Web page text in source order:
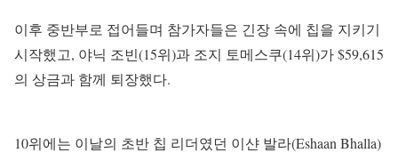
이후 중반부로 접어들며 참가자들은 긴장 속에 칩을 지키기
시작했고, 야닉 조빈(15위)과 조지 토메스쿠(14위)가 $59,615
의 상금과 함께 퇴장했다.
10위에는 이날의 초반 칩 리더였던 이샨 발라(Eshaan Bhalla)